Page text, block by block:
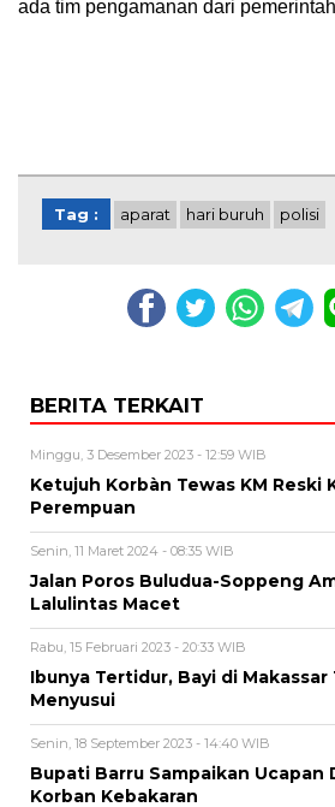
ada tim pengamanan dari
Tag : aparat hari buruh polisi
BERITA TERKAIT
Minggu, 3 Desember 2023 - 12:59 WIB
Ketujuh Korbàn Tewas KM Reski
Perempuan
Senin, 11 Maret 2024 - 08:35 WIB
Jalan Poros Buludua-Soppeng
Lalulintas Macet
Rabu, 15 Februari 2023 - 20:33 WIB
Ibunya Tertidur, Bayi di Makassar
Menyusui
Senin, 18 September 2023 - 14:40 WIB
Bupati Barru Sampaikan Ucapan
Korban Kebakaran